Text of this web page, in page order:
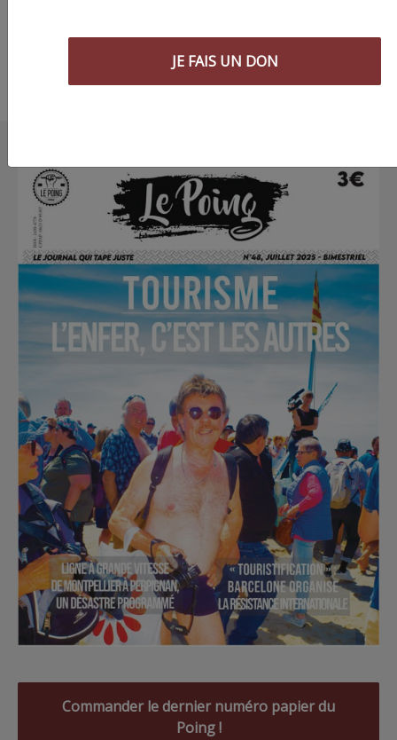
Commander le dernier numéro papier du
Poing !
JE FAIS UN DON